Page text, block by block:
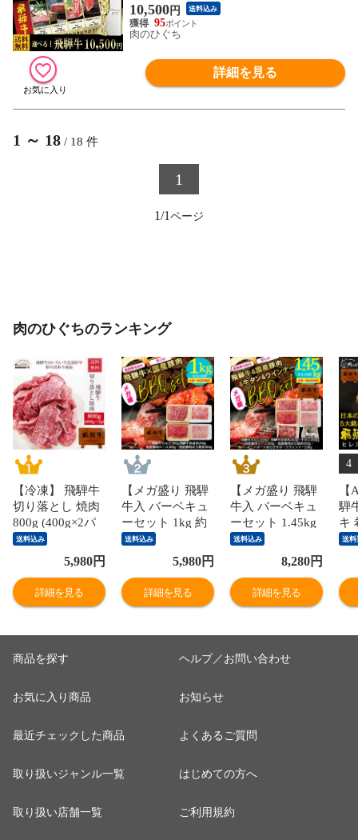
10,500円 送料込み
95
肉のひぐち
詳細を見る
1 ～ 18 / 18 件
1
1/1
肉のひぐちのランキング
【冷凍】 飛騨牛
切り落とし 焼肉
800g (400g×2パ
ック) 送料無料
バーベキュー 訳
アリ 訳あり わけ
あり 肉 おうち焼
き肉 黒毛和牛 お
送料込み
5,980円
詳細を見る
【メガ盛り 飛騨
牛入 バーベキュ
ーセット 1kg 約
4-5人前】【冷
凍】飛騨牛＆国
産豚肉 焼き肉セ
ット 送料無料 バ
ーベキュー BBQ
国産 hrp
送料込み
5,980円
詳細を見る
【メガ盛り 飛騨
牛入 バーベキュ
ーセット 1.45kg
約4-5人前】【冷
凍】 送料無料 飛
騨牛＆国産豚肉
＆ 牛タン ＆ウイ
ンナー 1.45㎏ バ
肉 焼肉 銘柄和牛
国産豚 牛たん
BBQ 詰め合わせ
送料込み
8,280円
詳細を見る
4
騨
キ
化
枚
肉
黒
送料
商品を探す
お気に入り商品
最近チェックした商品
取り扱いジャンル一覧
取り扱い店舗一覧
ヘルプ／お問い合わせ
お知らせ
よくあるご質問
はじめての方へ
ご利用規約